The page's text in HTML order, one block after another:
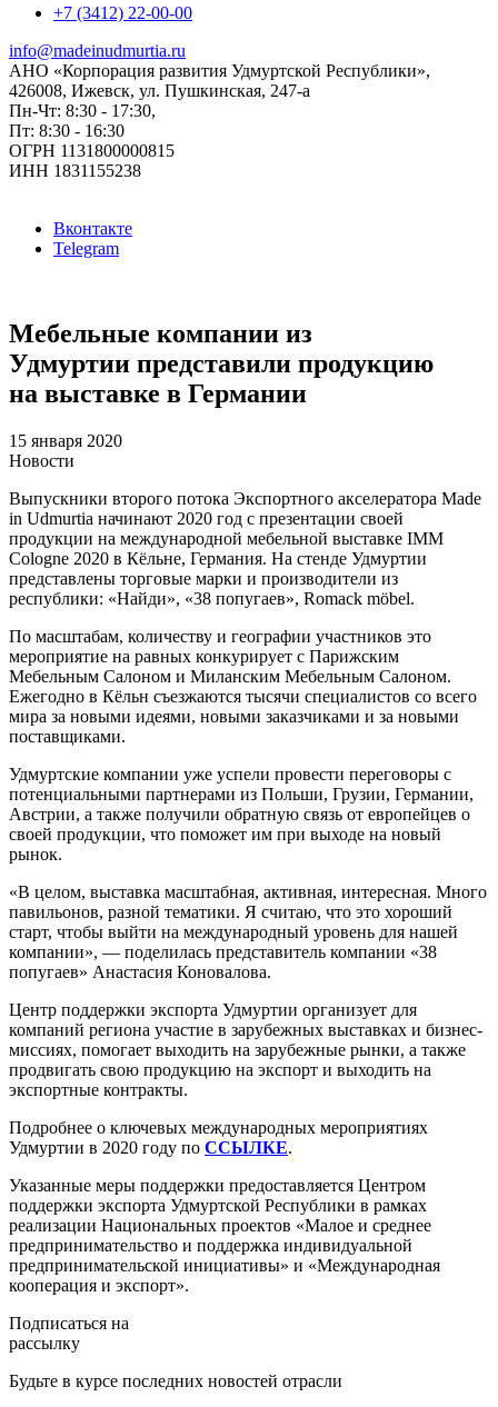
+7 (3412) 22-00-00
info@madeinudmurtia.ru
АНО «Корпорация развития Удмуртской Республики»,
426008, Ижевск, ул. Пушкинская, 247-а
Пн-Чт: 8:30 - 17:30,
Пт: 8:30 - 16:30
ОГРН 1131800000815
ИНН 1831155238
Вконтакте
Telegram
Мебельные компании из
Удмуртии представили продукцию
на выставке в Германии
15 января 2020
Новости
Выпускники второго потока Экспортного акселератора Made
in Udmurtia начинают 2020 год с презентации своей
продукции на международной мебельной выставке IMM
Cologne 2020 в Кёльне, Германия. На стенде Удмуртии
представлены торговые марки и производители из
республики: «Найди», «38 попугаев», Romack möbel.
По масштабам, количеству и географии участников это
мероприятие на равных конкурирует с Парижским
Мебельным Салоном и Миланским Мебельным Салоном.
Ежегодно в Кёльн съезжаются тысячи специалистов со всего
мира за новыми идеями, новыми заказчиками и за новыми
поставщиками.
Удмуртские компании уже успели провести переговоры с
потенциальными партнерами из Польши, Грузии, Германии,
Австрии, а также получили обратную связь от европейцев о
своей продукции, что поможет им при выходе на новый
рынок.
«В целом, выставка масштабная, активная, интересная. Много
павильонов, разной тематики. Я считаю, что это хороший
старт, чтобы выйти на международный уровень для нашей
компании», — поделилась представитель компании «38
попугаев» Анастасия Коновалова.
Центр поддержки экспорта Удмуртии организует для
компаний региона участие в зарубежных выставках и бизнес-
миссиях, помогает выходить на зарубежные рынки, а также
продвигать свою продукцию на экспорт и выходить на
экспортные контракты.
Подробнее о ключевых международных мероприятиях
Удмуртии в 2020 году по ССЫЛКЕ.
Указанные меры поддержки предоставляется Центром
поддержки экспорта Удмуртской Республики в рамках
реализации Национальных проектов «Малое и среднее
предпринимательство и поддержка индивидуальной
предпринимательской инициативы» и «Международная
кооперация и экспорт».
Подписаться на
рассылку
Будьте в курсе последних новостей отрасли